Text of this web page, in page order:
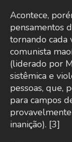
Acontece,
pensamentos
tornando cada
comunista
(liderado por
sistêmica e
pessoas, que,
para campos
inanição). [3]